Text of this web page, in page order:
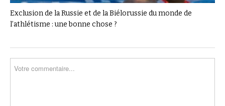
Exclusion de la Russie et de la Biélorussie du monde de
l’athlétisme : une bonne chose ?